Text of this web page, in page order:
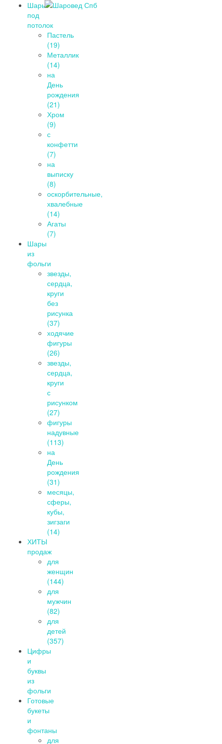
Шары
под
потолок
Пастель
(19)
Металлик
(14)
на
День
рождения
(21)
Хром
(9)
с
конфетти
(7)
на
выписку
(8)
оскорбительные,
хвалебные
(14)
Агаты
(7)
Шары
из
фольги
звезды,
сердца,
круги
без
рисунка
(37)
ходячие
фигуры
(26)
звезды,
сердца,
круги
с
рисунком
(27)
фигуры
надувные
(113)
на
День
рождения
(31)
месяцы,
сферы,
кубы,
зигзаги
(14)
ХИТЫ
продаж
для
женщин
(144)
для
мужчин
(82)
для
детей
(357)
Цифры
и
буквы
из
фольги
Готовые
букеты
и
фонтаны
для